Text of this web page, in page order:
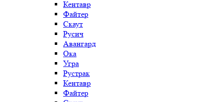
Кентавр
Файтер
Скаут
Русич
Авангард
Ока
Угра
Рустрак
Кентавр
Файтер